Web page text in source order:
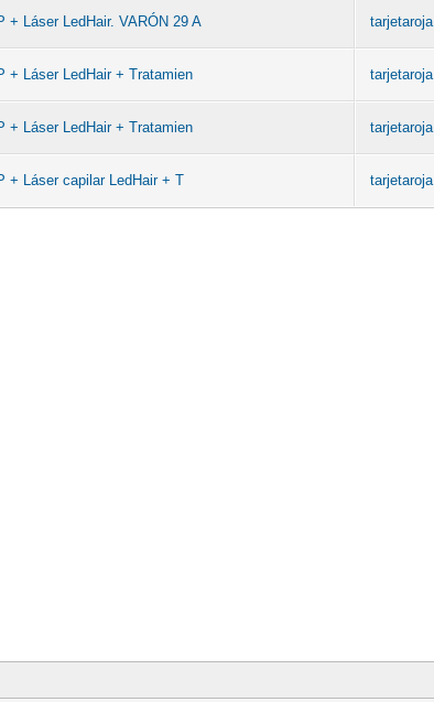
+ Láser LedHair. VARÓN 29 A tarjetaroja
+ Láser LedHair + Tratamien tarjetaroja
+ Láser LedHair + Tratamien tarjetaroja
+ Láser capilar LedHair + T tarjetaroja